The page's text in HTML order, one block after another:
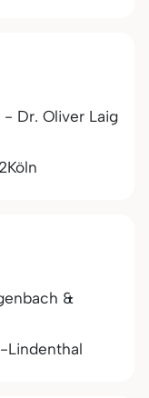
- Dr. Oliver Laig
Köln
&
Lindenthal